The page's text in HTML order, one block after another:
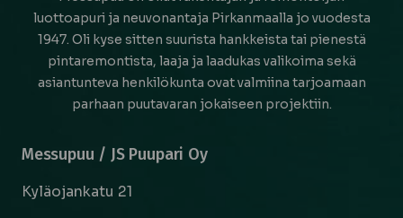
luottoapuri ja neuvonantaja Pirkanmaalla jo vuodesta
1947. Oli kyse sitten suurista hankkeista tai pienestä
pintaremontista, laaja ja laadukas valikoima sekä
asiantunteva henkilökunta ovat valmiina tarjoamaan
parhaan puutavaran jokaiseen projektiin.
Messupuu / JS Puupari Oy
Kyläojankatu 21